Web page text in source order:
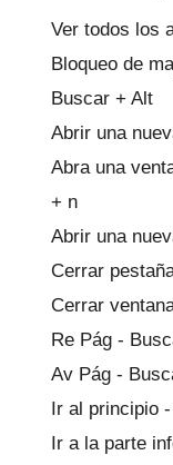
Ver todos los
Bloqueo de
Buscar + Alt
Abrir una
Abra una
+ n
Abrir una
Cerrar
Cerrar
Re Pág -
Av Pág -
Ir al principio
Ir a la parte